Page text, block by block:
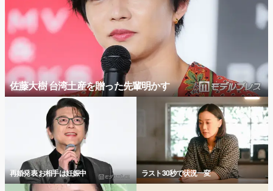
佐藤大樹 台湾土産を贈った先輩明かす
再婚発表 お相手は妊娠中 ラスト30秒で状況一変